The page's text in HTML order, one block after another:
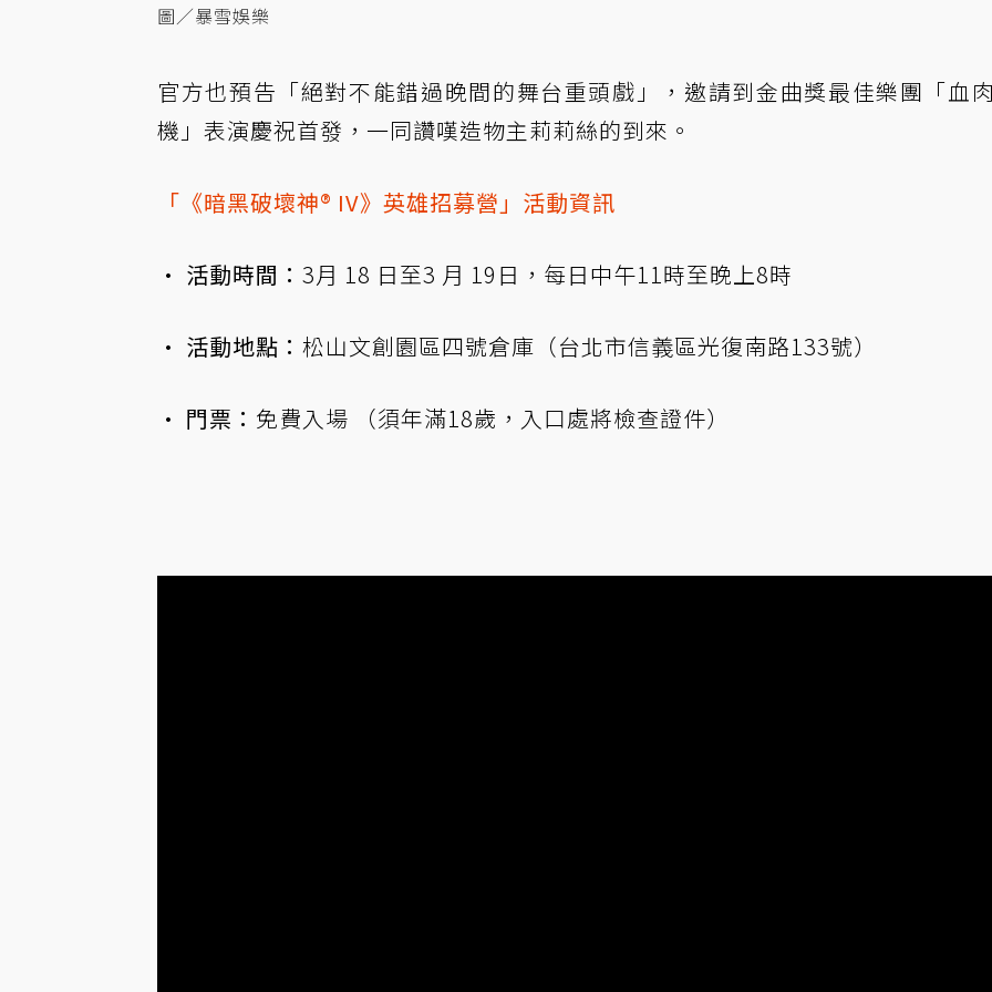
圖／暴雪娛樂
官方也預告「絕對不能錯過晚間的舞台重頭戲」，邀請到金曲獎最佳樂團「血
機」表演慶祝首發，一同讚嘆造物主莉莉絲的到來。
「《暗黑破壞神® IV》英雄招募營」活動資訊
· 活動時間： 3月 18 日至3 月 19日，每日中午11時至晚上8時
· 活動地點： 松山文創園區四號倉庫（台北市信義區光復南路133號）
· 門票： 免費入場 （須年滿18歲，入口處將檢查證件）